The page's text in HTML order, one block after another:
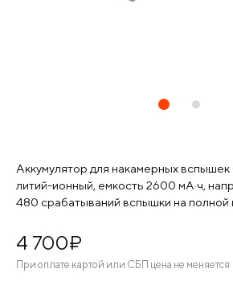
Аккумулятор для накамерных вспышек
литий-ионный, емкость 2600 мА·ч,
480 срабатываний вспышки на полной
4 700¤
При оплате картой или СБП цена не меняется